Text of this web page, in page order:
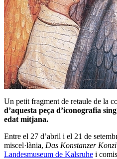
Un petit fragment de retaule de la
d’aquesta peça d’iconografia
edat mitjana.
Entre el 27 d’abril i el 21 de
miscel·lània, Das Konstanzer
Landesmuseum de Kalsruhe i